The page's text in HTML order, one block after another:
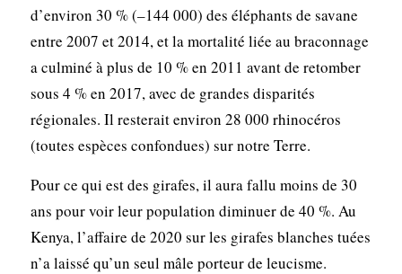
d’environ 30 % (–144 000) des éléphants de savane
entre 2007 et 2014, et la mortalité liée au braconnage
a culminé à plus de 10 % en 2011 avant de retomber
sous 4 % en 2017, avec de grandes disparités
régionales. Il resterait environ 28 000 rhinocéros
(toutes espèces confondues) sur notre Terre.
Pour ce qui est des girafes, il aura fallu moins de 30
ans pour voir leur population diminuer de 40 %. Au
Kenya, l’affaire de 2020 sur les girafes blanches tuées
n’a laissé qu’un seul mâle porteur de leucisme.